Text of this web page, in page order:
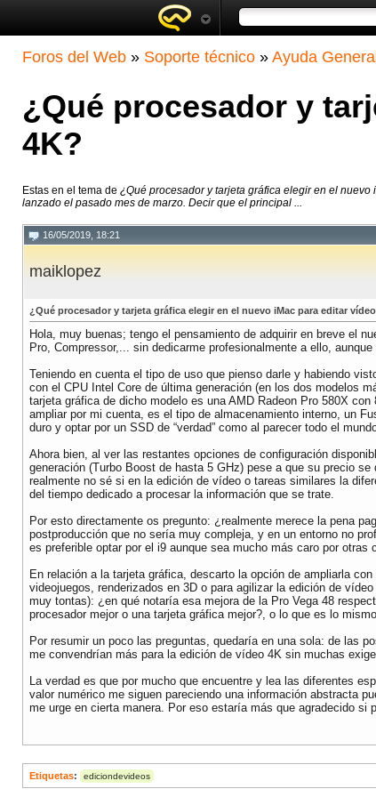
Foros del Web » Soporte técnico » Ayuda General
¿Qué procesador y
4K?
Estas en el tema de ¿Qué procesador y tarjeta gráfica elegir en el nuevo
lanzado el pasado mes de marzo. Decir que el principal ...
16/05/2019, 18:21
maiklopez
¿Qué procesador y tarjeta gráfica elegir en el nuevo iMac para editar
Hola, muy buenas; tengo el pensamiento de adquirir en breve el
Pro, Compressor,... sin dedicarme profesionalmente a ello,
Teniendo en cuenta el tipo de uso que pienso darle y habiendo
con el CPU Intel Core de última generación (en los dos modelos
tarjeta gráfica de dicho modelo es una AMD Radeon Pro 580X
ampliar por mi cuenta, es el tipo de almacenamiento interno, un
duro y optar por un SSD de “verdad” como al parecer todo el
Ahora bien, al ver las restantes opciones de configuración
generación (Turbo Boost de hasta 5 GHz) pese a que su precio
realmente no sé si en la edición de vídeo o tareas similares la
del tiempo dedicado a procesar la información que se trate.
Por esto directamente os pregunto: ¿realmente merece la pena
postproducción que no sería muy compleja, y en un entorno no
es preferible optar por el i9 aunque sea mucho más caro por otras
En relación a la tarjeta gráfica, descarto la opción de ampliarla
videojuegos, renderizados en 3D o para agilizar la edición de
muy tontas): ¿en qué notaría esa mejora de la Pro Vega 48
procesador mejor o una tarjeta gráfica mejor?, o lo que es lo
Por resumir un poco las preguntas, quedaría en una sola: de las
me convendrían más para la edición de vídeo 4K sin muchas
La verdad es que por mucho que encuentre y lea las diferentes
valor numérico me siguen pareciendo una información abstracta
me urge en cierta manera. Por eso estaría más que agradecido
Etiquetas: ediciondevideos